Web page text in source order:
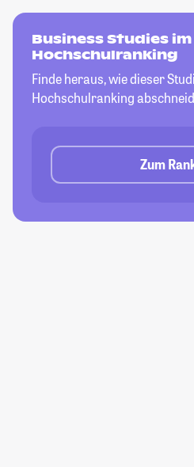
Business Studies im
Hochschulranking
Finde heraus, wie dieser
Hochschulranking
Zum